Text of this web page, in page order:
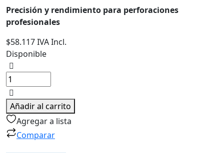
Precisión y rendimiento para perforaciones
profesionales
$58.117IVA Incl.
Disponible
Cortador
Anular
Acero
Rápido
HSS
Ø
35mm
Añadir al carrito
Agregar a lista
Comparar